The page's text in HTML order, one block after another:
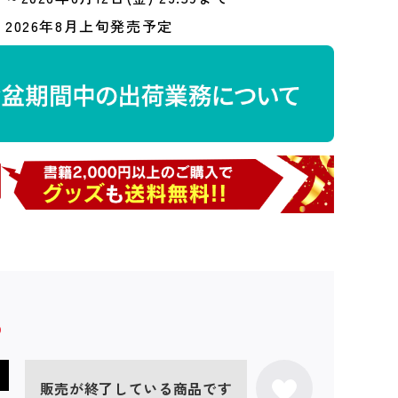
2026年8月上旬発売予定
販売が終了している商品です